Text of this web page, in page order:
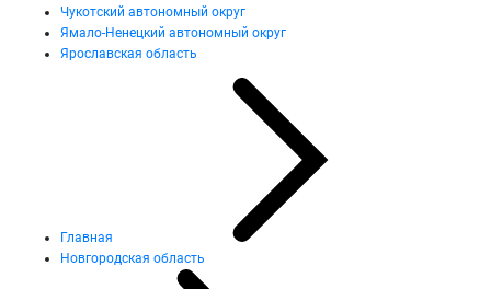
Чукотский автономный округ
Ямало-Ненецкий автономный округ
Ярославская область
Главная
Новгородская область